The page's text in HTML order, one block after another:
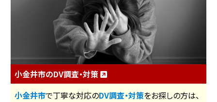
小金井市のDV調査・対策
小金井市で丁寧な対応のDV調査・対策をお探しの方は、